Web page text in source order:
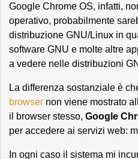
Google Chrome OS, infatti,
operativo, probabilmente
distribuzione GNU/Linux in
software GNU e molte altre
a vedere nelle distribuzioni
La differenza sostanziale è
browser non viene mostrato
il browser stesso, Google
per accedere ai servizi web:
In ogni caso il sistema mi